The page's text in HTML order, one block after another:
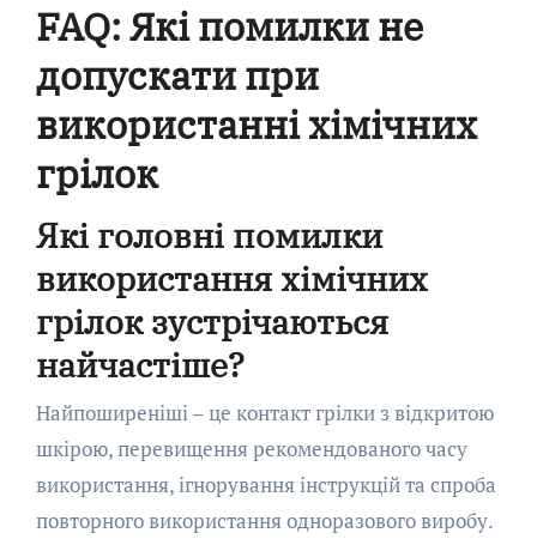
FAQ: Які помилки не
допускати при
використанні хімічних
грілок
Які головні помилки
використання хімічних
грілок зустрічаються
найчастіше?
Найпоширеніші – це контакт грілки з відкритою
шкірою, перевищення рекомендованого часу
використання, ігнорування інструкцій та спроба
повторного використання одноразового виробу.